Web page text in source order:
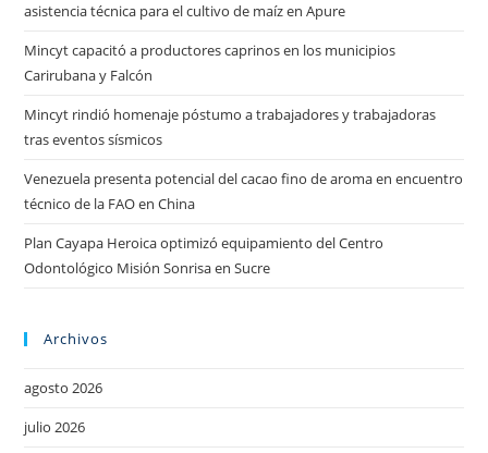
asistencia técnica para el cultivo de maíz en Apure
Mincyt capacitó a productores caprinos en los municipios
Carirubana y Falcón
Mincyt rindió homenaje póstumo a trabajadores y trabajadoras
tras eventos sísmicos
Venezuela presenta potencial del cacao fino de aroma en encuentro
técnico de la FAO en China
Plan Cayapa Heroica optimizó equipamiento del Centro
Odontológico Misión Sonrisa en Sucre
Archivos
agosto 2026
julio 2026